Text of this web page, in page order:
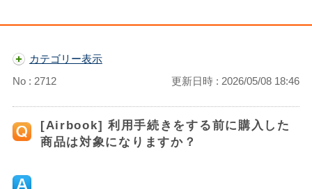
カテゴリー表示
No : 2712
更新日時 : 2026/05/08 18:46
[Airbook] 利用手続きをする前に購入した
商品は対象になりますか？